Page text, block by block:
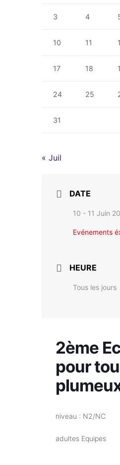
3 4
10 11
17 18
24 25
31
« Juil
DATE
10 - 11 Juin
Evénements
HEURE
Tous les jours
2ème
pour
niveau : N2/NC
adultes Equipes